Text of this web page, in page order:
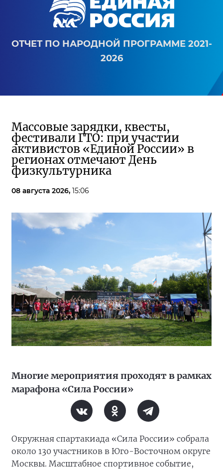
ОТЧЕТ ПО НАРОДНОЙ ПРОГРАММЕ 2021-
2026
Массовые зарядки, квесты,
фестивали ГТО: при участии
активистов «Единой России» в
регионах отмечают День
физкультурника
08 августа 2026, 15:06
Многие мероприятия проходят в рамках
марафона «Сила России»
Окружная спартакиада «Сила России» собрала
около 130 участников в Юго-Восточном округе
Москвы. Масштабное спортивное событие,